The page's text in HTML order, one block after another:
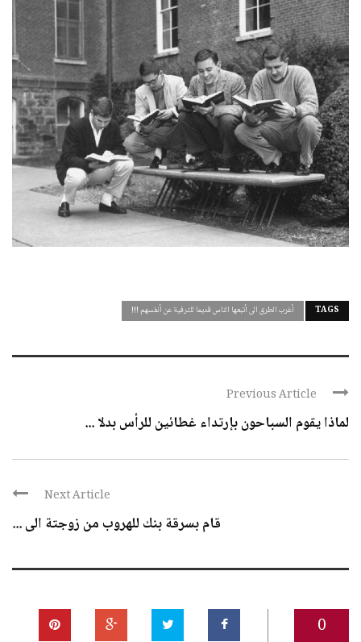
TAGS أغرب الطرق الى أتبعها الناس قديما للترفية عن أنفسهم !!!
Previous Article
لماذا يقوم السباحون بإرتداء غطائين للرأس بدلا ...
Next Article
قام بسرقة بنك للهروب من زوجتة الى ...
0